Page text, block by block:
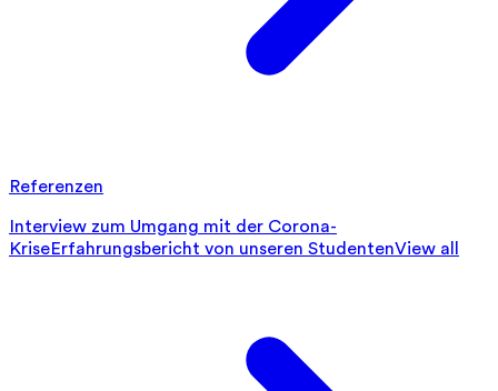
Referenzen
Interview zum Umgang mit der Corona-
KriseErfahrungsbericht von unseren StudentenView all